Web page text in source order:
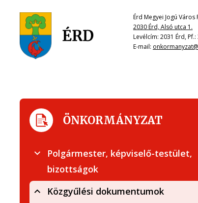
Érd Megyei Jogú
2030 Érd, Alsó utca 1.
Levélcím: 2031 Érd, Pf.:
E-mail:
ÖNKORMÁNYZAT
Polgármester, képviselő-testület,
bizottságok
Közgyűlési dokumentumok